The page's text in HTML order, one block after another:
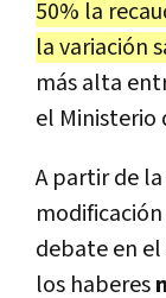
50% la
la variación
más alta
el Ministerio
A partir de
debate en el
los haberes